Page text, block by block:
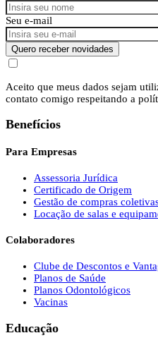
Seu e-mail
Quero receber novidades
Aceito que meus dados sejam
contato comigo respeitando a
Benefícios
Para Empresas
Assessoria Jurídica
Certificado de Origem
Gestão de compras
Locação de salas e
Colaboradores
Clube de Descontos e
Planos de Saúde
Planos Odontológicos
Vacinas
Educação